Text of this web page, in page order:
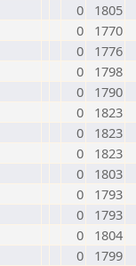
0
1805
0
1770
0
1776
0
1798
0
1790
0
1823
0
1823
0
1823
0
1803
0
1793
0
1793
0
1804
0
1799